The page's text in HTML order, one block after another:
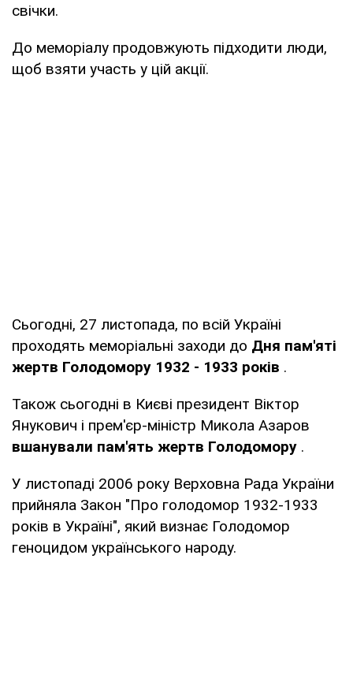
свічки.
До меморіалу продовжують підходити люди,
щоб взяти участь у цій акції.
Сьогодні, 27 листопада, по всій Україні
проходять меморіальні заходи до Дня пам'яті
жертв Голодомору 1932 - 1933 років .
Також сьогодні в Києві президент Віктор
Янукович і прем'єр-міністр Микола Азаров
вшанували пам'ять жертв Голодомору .
У листопаді 2006 року Верховна Рада України
прийняла Закон "Про голодомор 1932-1933
років в Україні", який визнає Голодомор
геноцидом українського народу.